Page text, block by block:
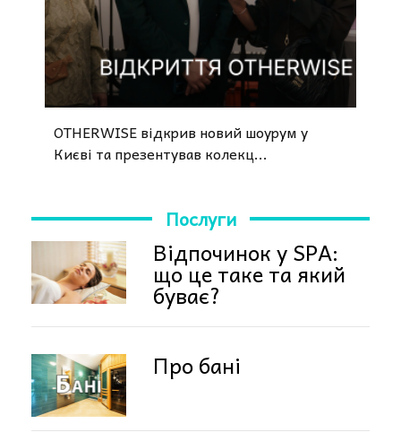
OTHERWISE відкрив новий шоурум у
Києві та презентував колекц...
Послуги
Відпочинок у SPA:
що це таке та який
буває?
Про бані